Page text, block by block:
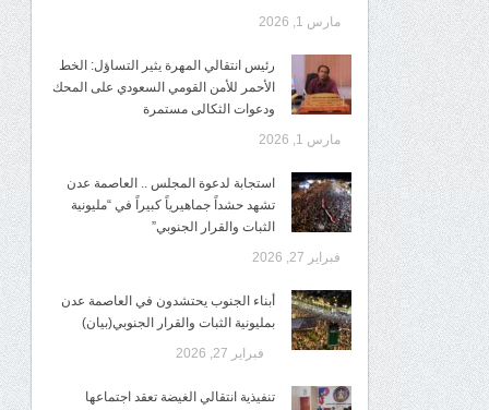
مارس 1, 2026
رئيس انتقالي المهرة يثير التساؤل: الخط
الأحمر للأمن القومي السعودي على المحك
ودعوات الثكالى مستمرة
مارس 1, 2026
استجابة لدعوة المجلس .. العاصمة عدن
تشهد حشداً جماهيرياً كبيراً في “مليونية
الثبات والقرار الجنوبي”
فبراير 27, 2026
أبناء الجنوب يحتشدون في العاصمة عدن
بمليونية الثبات والقرار الجنوبي(بيان)
فبراير 27, 2026
تنفيذية انتقالي الغيضة تعقد اجتماعها